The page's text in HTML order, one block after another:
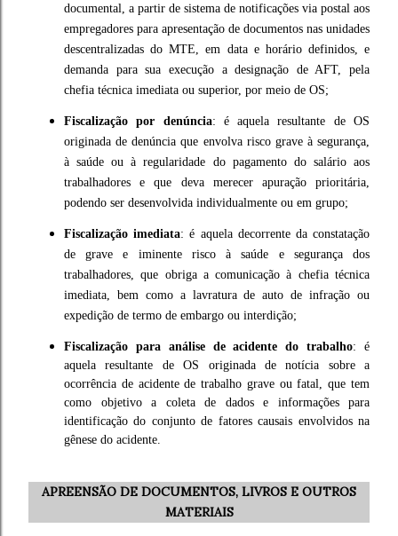
documental, a partir de sistema de notificações via postal aos
empregadores para apresentação de documentos nas unidades
descentralizadas do MTE, em data e horário definidos, e
demanda para sua execução a designação de AFT, pela
chefia técnica imediata ou superior, por meio de OS;
Fiscalização por denúncia: é aquela resultante de OS
originada de denúncia que envolva risco grave à segurança,
à saúde ou à regularidade do pagamento do salário aos
trabalhadores e que deva merecer apuração prioritária,
podendo ser desenvolvida individualmente ou em grupo;
Fiscalização imediata: é aquela decorrente da constatação
de grave e iminente risco à saúde e segurança dos
trabalhadores, que obriga a comunicação à chefia técnica
imediata, bem como a lavratura de auto de infração ou
expedição de termo de embargo ou interdição;
Fiscalização para análise de acidente do trabalho: é
aquela resultante de OS originada de notícia sobre a
ocorrência de acidente de trabalho grave ou fatal, que tem
como objetivo a coleta de dados e informações para
identificação do conjunto de fatores causais envolvidos na
gênese do acidente.
APREENSÃO DE DOCUMENTOS, LIVROS E OUTROS
MATERIAIS